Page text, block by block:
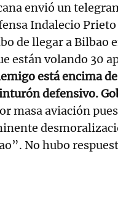
envió un
Indalecio Prieto
de llegar a Bilbao
están volando 30
está encima
defensivo.
masa aviación
No hubo